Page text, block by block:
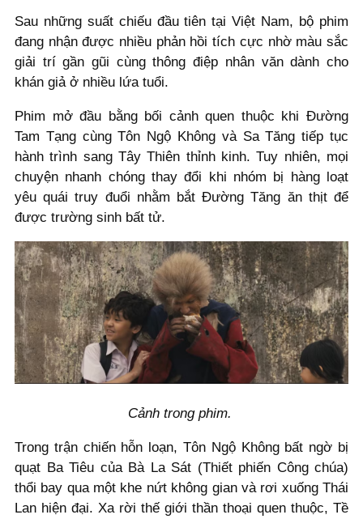
Sau những suất chiếu đầu tiên tại Việt Nam, bộ phim
đang nhận được nhiều phản hồi tích cực nhờ màu sắc
giải trí gần gũi cùng thông điệp nhân văn dành cho
khán giả ở nhiều lứa tuổi.
Phim mở đầu bằng bối cảnh quen thuộc khi Đường
Tam Tạng cùng Tôn Ngộ Không và Sa Tăng tiếp tục
hành trình sang Tây Thiên thỉnh kinh. Tuy nhiên, mọi
chuyện nhanh chóng thay đổi khi nhóm bị hàng loạt
yêu quái truy đuổi nhằm bắt Đường Tăng ăn thịt để
được trường sinh bất tử.
Cảnh trong phim.
Trong trận chiến hỗn loạn, Tôn Ngộ Không bất ngờ bị
quạt Ba Tiêu của Bà La Sát (Thiết phiến Công chúa)
thổi bay qua một khe nứt không gian và rơi xuống Thái
Lan hiện đại. Xa rời thế giới thần thoại quen thuộc, Tề